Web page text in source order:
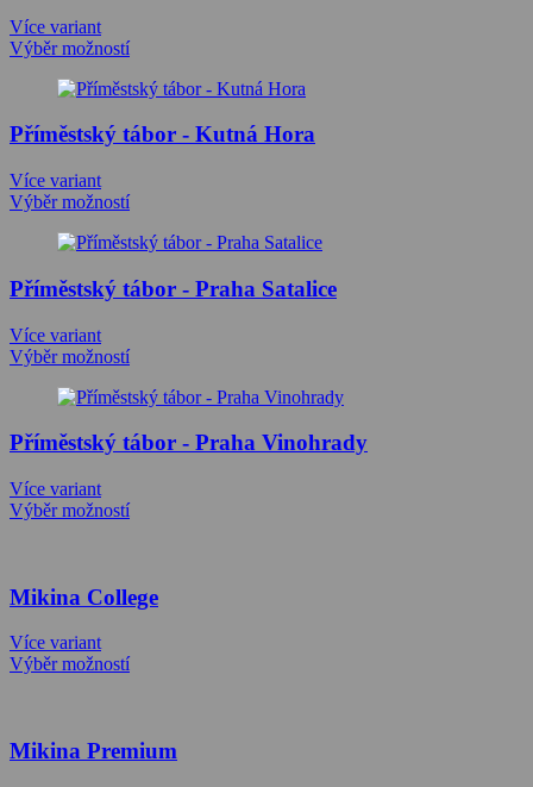
Více variant
Výběr možností
Příměstský tábor - Kutná Hora
Více variant
Výběr možností
Příměstský tábor - Praha Satalice
Více variant
Výběr možností
Příměstský tábor - Praha Vinohrady
Více variant
Výběr možností
Mikina College
Více variant
Výběr možností
Mikina Premium